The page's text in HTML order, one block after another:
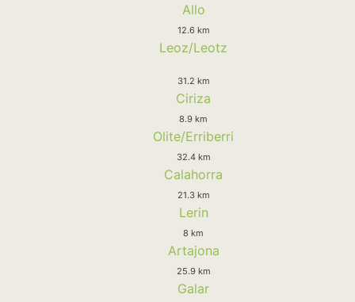
Allo
12.6 km
Leoz/Leotz
31.2 km
Ciriza
8.9 km
Olite/Erriberri
32.4 km
Calahorra
21.3 km
Lerin
8 km
Artajona
25.9 km
Galar